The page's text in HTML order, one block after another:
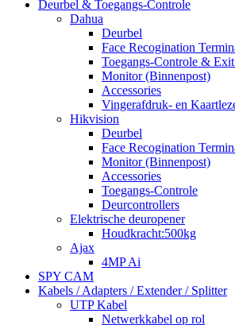
Deurbel & Toegangs-Controle
Dahua
Deurbel
Face Recogination
Toegangs-Controle &
Monitor (Binnenpost)
Accessories
Vingerafdruk- en
Hikvision
Deurbel
Face Recogination
Monitor (Binnenpost)
Accessories
Toegangs-Controle
Deurcontrollers
Elektrische deuropener
Houdkracht:500kg
Ajax
4MP Ai
SPY CAM
Kabels / Adapters / Extender / Splitter
UTP Kabel
Netwerkkabel op rol